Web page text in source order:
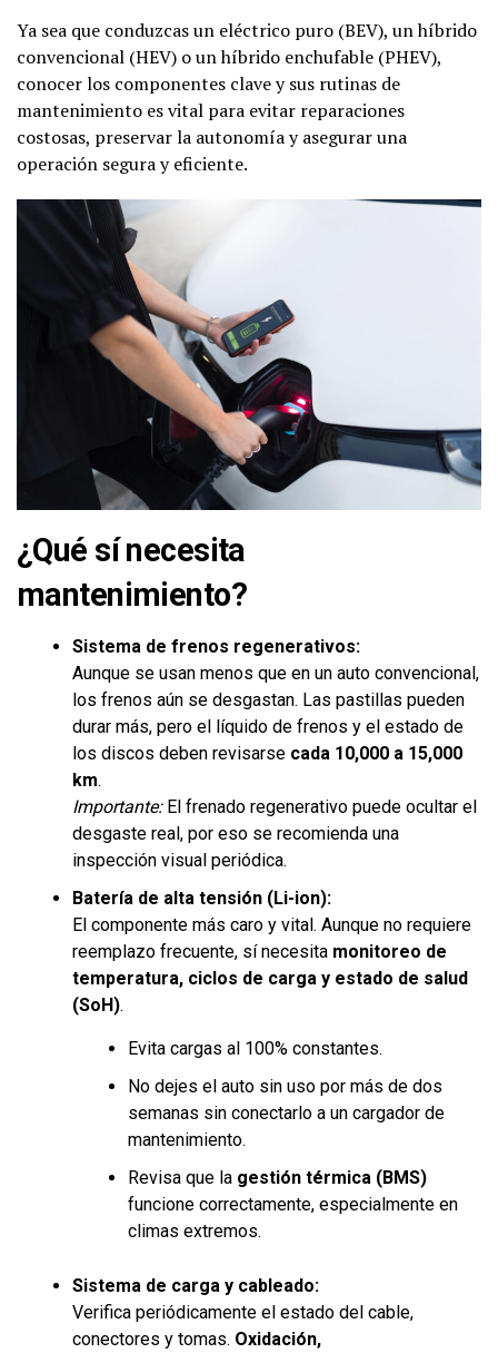
Ya sea que conduzcas un eléctrico puro (BEV), un híbrido
convencional (HEV) o un híbrido enchufable (PHEV),
conocer los componentes clave y sus rutinas de
mantenimiento es vital para evitar reparaciones
costosas, preservar la autonomía y asegurar una
operación segura y eficiente.
¿Qué sí necesita
mantenimiento?
Sistema de frenos regenerativos:
Aunque se usan menos que en un auto convencional,
los frenos aún se desgastan. Las pastillas pueden
durar más, pero el líquido de frenos y el estado de
los discos deben revisarse cada 10,000 a 15,000
km.
Importante:El frenado regenerativo puede ocultar el
desgaste real, por eso se recomienda una
inspección visual periódica.
Batería de alta tensión (Li-ion):
El componente más caro y vital. Aunque no requiere
reemplazo frecuente, sí necesita monitoreo de
temperatura, ciclos de carga y estado de salud
(SoH).
Evita cargas al 100% constantes.
No dejes el auto sin uso por más de dos
semanas sin conectarlo a un cargador de
mantenimiento.
Revisa que la gestión térmica (BMS)
funcione correctamente, especialmente en
climas extremos.
Sistema de carga y cableado:
Verifica periódicamente el estado del cable,
conectores y tomas. Oxidación,